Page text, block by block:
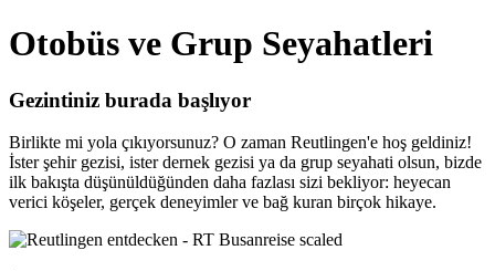
Otobüs ve Grup Seyahatleri
Gezintiniz burada başlıyor
Birlikte mi yola çıkıyorsunuz? O zaman Reutlingen'e hoş geldiniz!
İster şehir gezisi, ister dernek gezisi ya da grup seyahati olsun, bizde
ilk bakışta düşünüldüğünden daha fazlası sizi bekliyor: heyecan
verici köşeler, gerçek deneyimler ve bağ kuran birçok hikaye.